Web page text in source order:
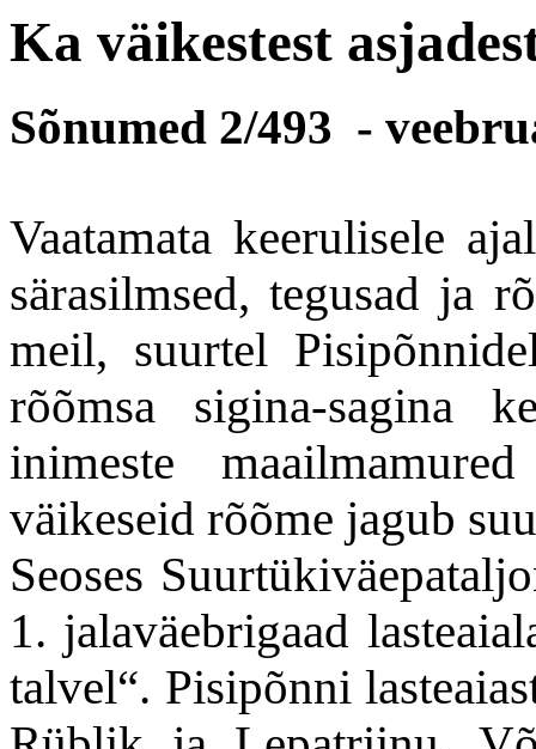
Ka väikestest
Sõnumed 2/493 -
Vaatamata keerulisele
särasilmsed, tegusad ja
meil, suurtel
rõõmsa sigina-sagina
inimeste
väikeseid rõõme jagub
Seoses
1. jalaväebrigaad
talvel“. Pisipõnni